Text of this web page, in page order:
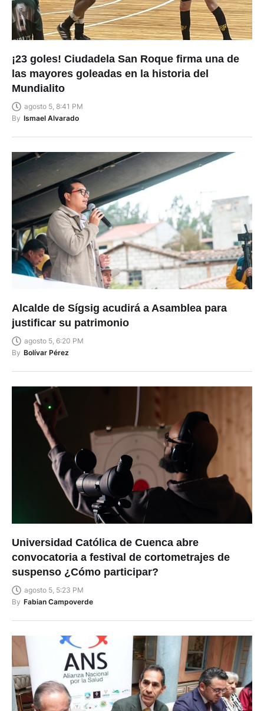
¡23 goles! Ciudadela San Roque firma una de
las mayores goleadas en la historia del
Mundialito
agosto 5, 8:41 PM
By Ismael Alvarado
Alcalde de Sígsig acudirá a Asamblea para
justificar su patrimonio
agosto 5, 6:20 PM
By Bolívar Pérez
Universidad Católica de Cuenca abre
convocatoria a festival de cortometrajes de
suspenso ¿Cómo participar?
agosto 5, 5:23 PM
By Fabian Campoverde